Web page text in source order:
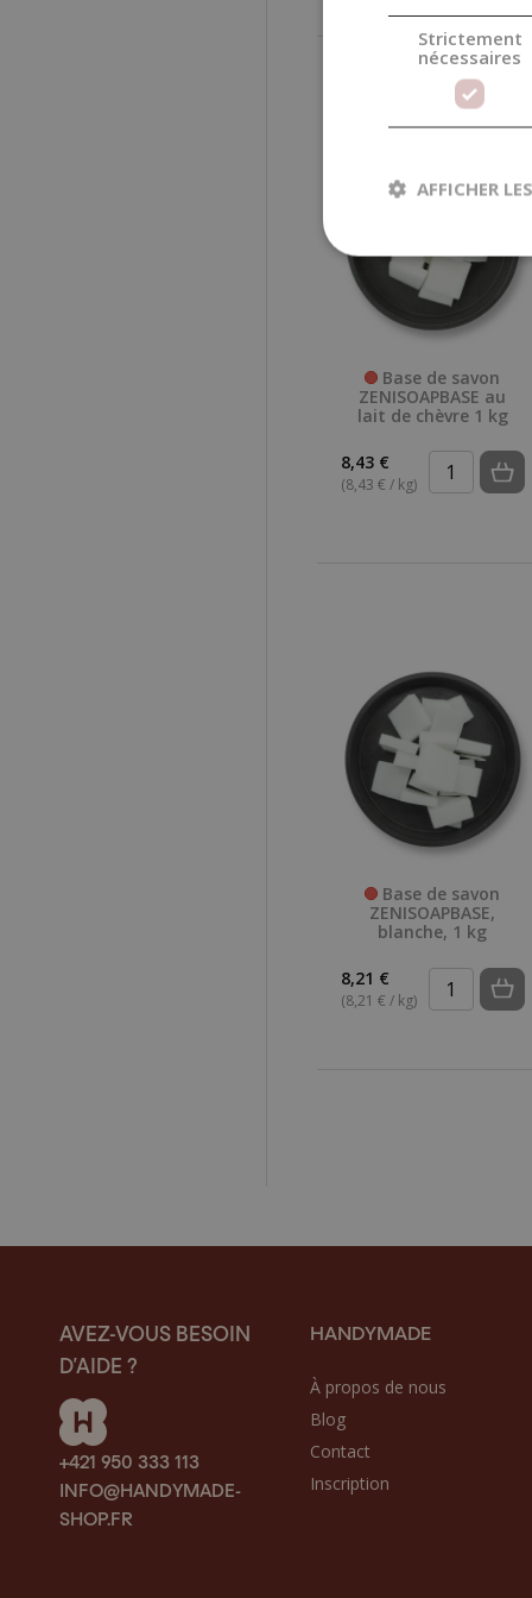
Base de savon
ZENISOAPBASE au
lait de chèvre 1 kg
8,43 €
(8,43 € / kg)
Base de savon
ZENISOAPBASE,
blanche, 1 kg
8,21 €
(8,21 € / kg)
AVEZ-VOUS BESOIN
D’AIDE ?
+421 950 333 113
INFO@HANDYMADE-
SHOP.FR
HANDYMADE
À propos de nous
Blog
Contact
Inscription
Strictement
nécessaires
AFFICHER